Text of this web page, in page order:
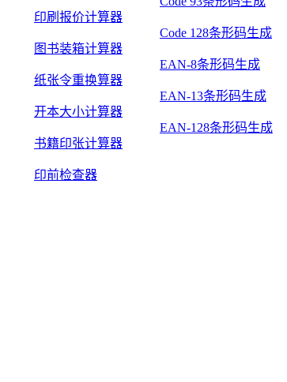
印刷报价计算器
图书装箱计算器
纸张令重换算器
开本大小计算器
书籍印张计算器
印前检查器
Code 128条形码生成
EAN-8条形码生成
EAN-13条形码生成
EAN-128条形码生成